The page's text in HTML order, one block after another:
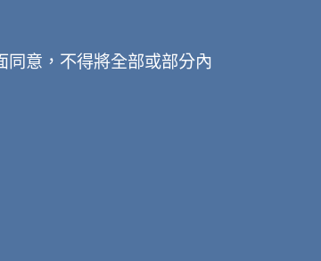
同意，不得將全部或部分內